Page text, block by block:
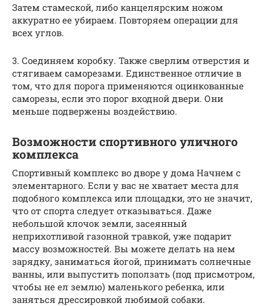
Затем стамеской, либо канцелярским ножом
аккуратно ее убираем. Повторяем операции для
всех углов.
3. Соединяем коробку. Также сверлим отверстия и
стягиваем саморезами. Единственное отличие в
том, что для порога применяются оцинкованные
саморезы, если это порог входной двери. Они
меньше подвержены воздействию.
Возможности спортивного уличного
комплекса
Спортивный комплекс во дворе у дома Начнем с
элементарного. Если у вас не хватает места для
подобного комплекса или площадки, это не значит,
что от спорта следует отказываться. Даже
небольшой клочок земли, засеянный
неприхотливой газонной травкой, уже подарит
массу возможностей. Вы можете делать на нем
зарядку, заниматься йогой, принимать солнечные
ванны, или выпустить поползать (под присмотром,
чтобы не ел землю) маленького ребенка, или
заняться дрессировкой любимой собаки.